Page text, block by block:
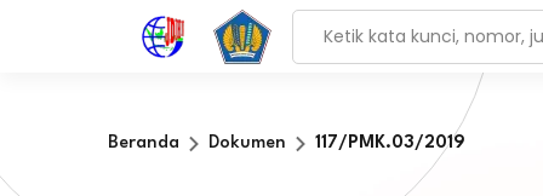
Beranda Dokumen 117/PMK.03/2019